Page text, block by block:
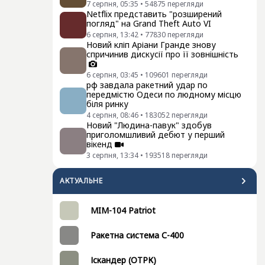
7 серпня, 05:35 • 54875 перегляди
Netflix представить "розширений
погляд" на Grand Theft Auto VI
6 серпня, 13:42 • 77830 перегляди
Новий кліп Аріани Гранде знову
спричинив дискусії про її зовнішність
6 серпня, 03:45 • 109601 перегляди
рф завдала ракетний удар по
передмістю Одеси по людному місцю
біля ринку
4 серпня, 08:46 • 183052 перегляди
Новий "Людина-павук" здобув
приголомшливий дебют у перший
вікенд
3 серпня, 13:34 • 193518 перегляди
АКТУАЛЬНЕ
MIM-104 Patriot
Ракетна система С-400
Іскандер (ОТРК)